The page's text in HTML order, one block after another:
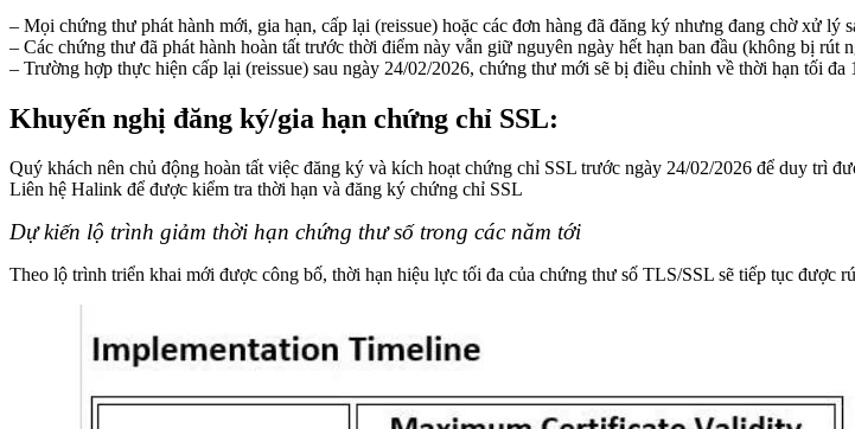
– Mọi chứng thư phát hành mới, gia hạn, cấp lại (reissue) hoặc các đơn hàng đã đăng ký nhưng đang chờ xử lý
– Các chứng thư đã phát hành hoàn tất trước thời điểm này vẫn giữ nguyên ngày hết hạn ban đầu (không bị rút
– Trường hợp thực hiện cấp lại (reissue) sau ngày 24/02/2026, chứng thư mới sẽ bị điều chỉnh về thời hạn tối đa
Khuyến nghị đăng ký/gia hạn chứng chỉ SSL:
Quý khách nên chủ động hoàn tất việc đăng ký và kích hoạt chứng chỉ SSL trước ngày 24/02/2026 để duy trì
Liên hệ Halink để được kiểm tra thời hạn và đăng ký chứng chỉ SSL
Dự kiến lộ trình giảm thời hạn chứng thư số trong các năm tới
Theo lộ trình triển khai mới được công bố, thời hạn hiệu lực tối đa của chứng thư số TLS/SSL sẽ tiếp tục được